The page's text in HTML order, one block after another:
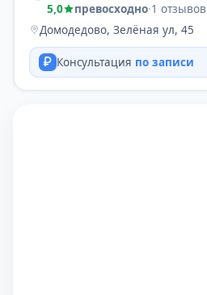
5,0 превосходно·1 отзывов
Домодедово, Зелёная ул, 45
Консультация по записи